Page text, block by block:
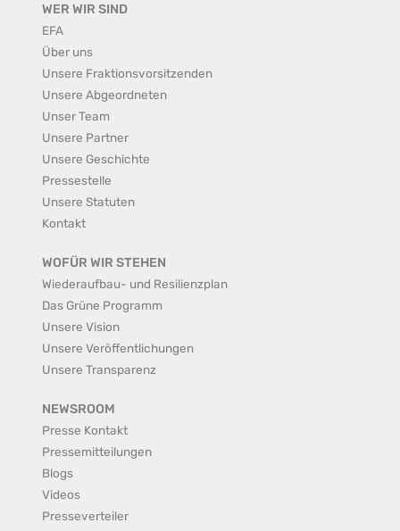
WER WIR SIND
EFA
Über uns
Unsere Fraktionsvorsitzenden
Unsere Abgeordneten
Unser Team
Unsere Partner
Unsere Geschichte
Pressestelle
Unsere Statuten
Kontakt
WOFÜR WIR STEHEN
Wiederaufbau- und Resilienzplan
Das Grüne Programm
Unsere Vision
Unsere Veröffentlichungen
Unsere Transparenz
NEWSROOM
Presse Kontakt
Pressemitteilungen
Blogs
Videos
Presseverteiler